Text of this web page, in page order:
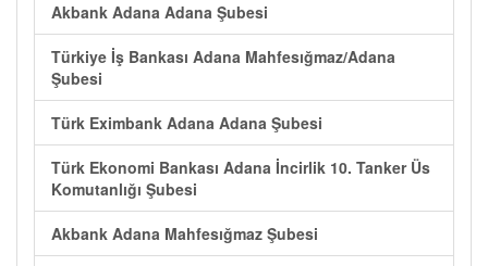
Akbank Adana Adana Şubesi
Türkiye İş Bankası Adana Mahfesığmaz/Adana
Şubesi
Türk Eximbank Adana Adana Şubesi
Türk Ekonomi Bankası Adana İncirlik 10. Tanker Üs
Komutanlığı Şubesi
Akbank Adana Mahfesığmaz Şubesi